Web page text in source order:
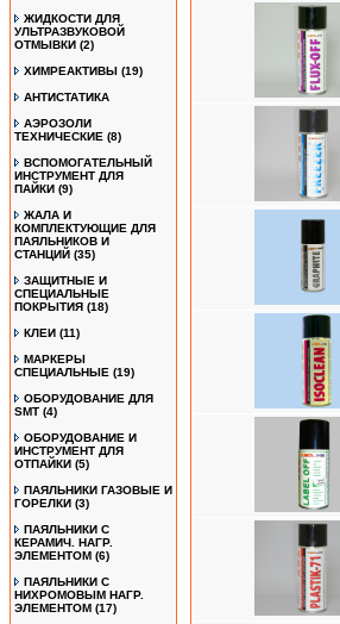
ЖИДКОСТИ ДЛЯ
УЛЬТРАЗВУКОВОЙ
ОТМЫВКИ (2)
ХИМРЕАКТИВЫ (19)
АНТИСТАТИКА
АЭРОЗОЛИ
ТЕХНИЧЕСКИЕ (8)
ВСПОМОГАТЕЛЬНЫЙ
ИНСТРУМЕНТ ДЛЯ
ПАЙКИ (9)
ЖАЛА И
КОМПЛЕКТУЮЩИЕ ДЛЯ
ПАЯЛЬНИКОВ И
СТАНЦИЙ (35)
ЗАЩИТНЫЕ И
СПЕЦИАЛЬНЫЕ
ПОКРЫТИЯ (18)
КЛЕИ (11)
МАРКЕРЫ
СПЕЦИАЛЬНЫЕ (19)
ОБОРУДОВАНИЕ ДЛЯ
SMT (4)
ОБОРУДОВАНИЕ И
ИНСТРУМЕНТ ДЛЯ
ОТПАЙКИ (5)
ПАЯЛЬНИКИ ГАЗОВЫЕ И
ГОРЕЛКИ (3)
ПАЯЛЬНИКИ С
КЕРАМИЧ. НАГР.
ЭЛЕМЕНТОМ (6)
ПАЯЛЬНИКИ С
НИХРОМОВЫМ НАГР.
ЭЛЕМЕНТОМ (17)